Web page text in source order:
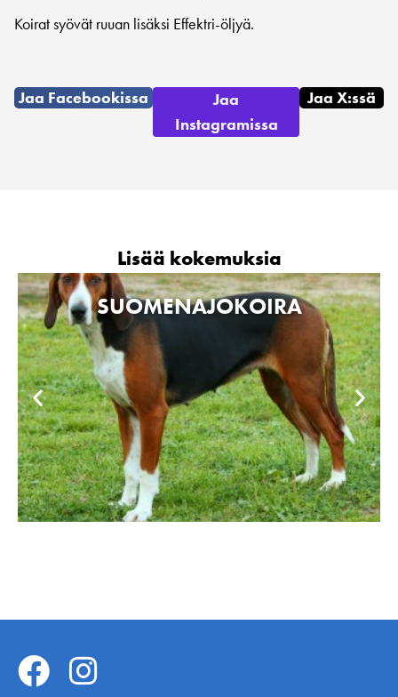
Koirat syövät ruuan lisäksi Effektri-öljyä.
Jaa Facebookissa
Jaa
Instagramissa
Jaa X:ssä
Lisää kokemuksia
SUOMENAJOKOIRA